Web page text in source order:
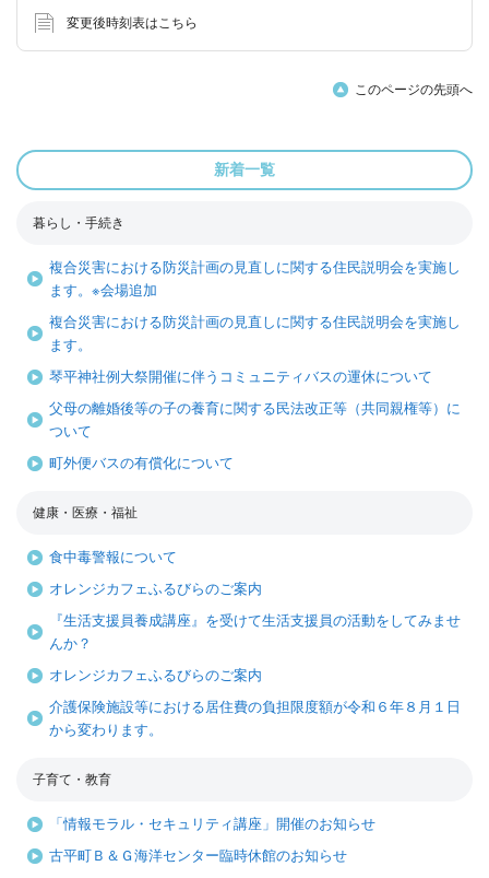
変更後時刻表はこちら
このページの先頭へ
新着一覧
暮らし・手続き
複合災害における防災計画の見直しに関する住民説明会を実施し
ます。※会場追加
複合災害における防災計画の見直しに関する住民説明会を実施し
ます。
琴平神社例大祭開催に伴うコミュニティバスの運休について
父母の離婚後等の子の養育に関する民法改正等（共同親権等）に
ついて
町外便バスの有償化について
健康・医療・福祉
食中毒警報について
オレンジカフェふるびらのご案内
『生活支援員養成講座』を受けて生活支援員の活動をしてみませ
んか？
オレンジカフェふるびらのご案内
介護保険施設等における居住費の負担限度額が令和６年８月１日
から変わります。
子育て・教育
「情報モラル・セキュリティ講座」開催のお知らせ
古平町Ｂ＆Ｇ海洋センター臨時休館のお知らせ